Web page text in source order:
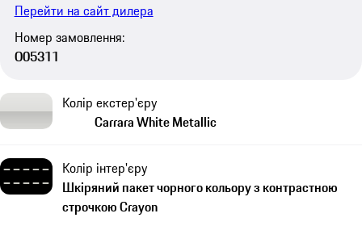
Перейти на сайт дилера
Номер замовлення:
O05311
Колір екстер'єру
Carrara White Metallic
Колір інтер'єру
Шкіряний пакет чорного кольору з контрастною
строчкою Crayon